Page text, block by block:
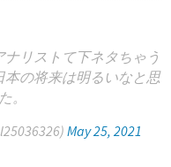
リストて下ネタちゃう
の将来は明るいなと思
。
May 25, 2021